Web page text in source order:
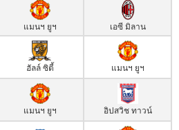
แมนฯ ยูฯ เอซี มิลาน
ฮัลล์ ซิตี้ แมนฯ ยูฯ
แมนฯ ยูฯ อิปสวิช ทาวน์